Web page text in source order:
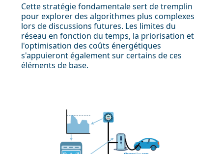
Cette stratégie fondamentale sert de tremplin
pour explorer des algorithmes plus complexes
lors de discussions futures. Les limites du
réseau en fonction du temps, la priorisation et
l'optimisation des coûts énergétiques
s'appuieront également sur certains de ces
éléments de base.